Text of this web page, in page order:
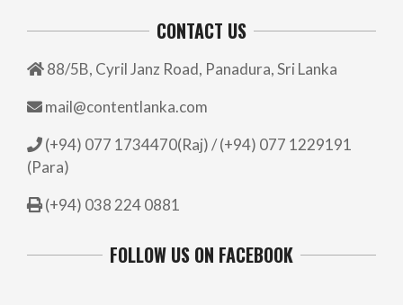
CONTACT US
88/5B, Cyril Janz Road, Panadura, Sri Lanka
mail@contentlanka.com
(+94) 077 1734470(Raj) / (+94) 077 1229191
(Para)
(+94) 038 224 0881
FOLLOW US ON FACEBOOK